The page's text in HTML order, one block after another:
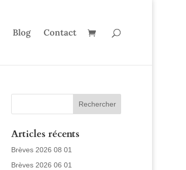
Blog Contact
Articles récents
Brèves 2026 08 01
Brèves 2026 06 01